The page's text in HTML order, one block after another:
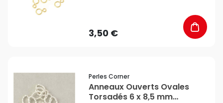
3,50 €
Perles Corner
Anneaux Ouverts Ovales
Torsadés 6 x 8,5 mm